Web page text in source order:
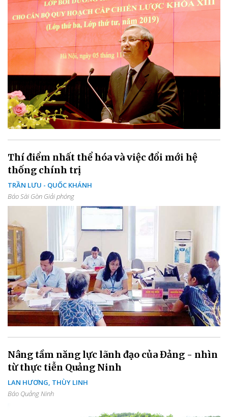
Thí điểm nhất thể hóa và việc đổi mới hệ
thống chính trị
TRẦN LƯU - QUỐC KHÁNH
Báo Sài Gòn Giải phóng
Nâng tầm năng lực lãnh đạo của Đảng - nhìn
từ thực tiễn Quảng Ninh
LAN HƯƠNG, THÙY LINH
Báo Quảng Ninh